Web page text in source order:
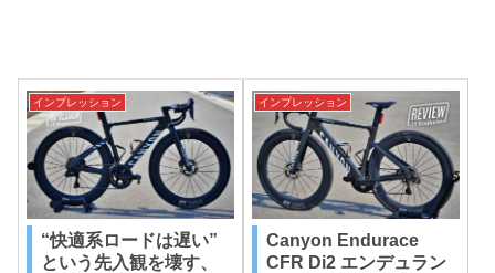
インプレッション
“快適系ロードは遅い”
という先入観を壊す、
インプレッション
Canyon Endurace
CFR Di2 エンデュラン